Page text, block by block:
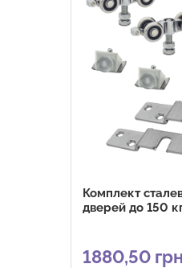
Комплект
дверей до 150
1880,50 грн